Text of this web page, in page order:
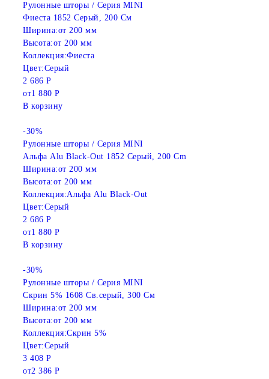
Рулонные шторы / Серия MINI
Фиеста 1852 Серый, 200 См
Ширина:от 200 мм
Высота:от 200 мм
Коллекция:Фиеста
Цвет:Серый
2 686 Р
от1 880 Р
В корзину
-30%
Рулонные шторы / Серия MINI
Альфа Alu Black-Out 1852 Серый, 200 Cm
Ширина:от 200 мм
Высота:от 200 мм
Коллекция:Альфа Alu Black-Out
Цвет:Серый
2 686 Р
от1 880 Р
В корзину
-30%
Рулонные шторы / Серия MINI
Скрин 5% 1608 Св.серый, 300 См
Ширина:от 200 мм
Высота:от 200 мм
Коллекция:Скрин 5%
Цвет:Серый
3 408 Р
от2 386 Р